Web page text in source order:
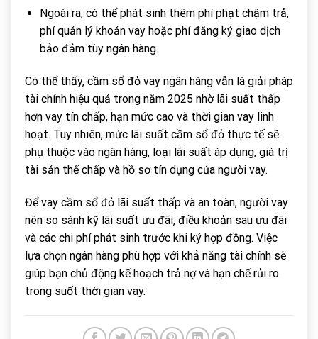
Ngoài ra, có thể phát sinh thêm phí phạt chậm trả,
phí quản lý khoản vay hoặc phí đăng ký giao dịch
bảo đảm tùy ngân hàng.
Có thể thấy, cầm sổ đỏ vay ngân hàng vẫn là giải pháp
tài chính hiệu quả trong năm 2025 nhờ lãi suất thấp
hơn vay tín chấp, hạn mức cao và thời gian vay linh
hoạt. Tuy nhiên, mức lãi suất cầm sổ đỏ thực tế sẽ
phụ thuộc vào ngân hàng, loại lãi suất áp dụng, giá trị
tài sản thế chấp và hồ sơ tín dụng của người vay.
Để vay cầm sổ đỏ lãi suất thấp và an toàn, người vay
nên so sánh kỹ lãi suất ưu đãi, điều khoản sau ưu đãi
và các chi phí phát sinh trước khi ký hợp đồng. Việc
lựa chọn ngân hàng phù hợp với khả năng tài chính sẽ
giúp bạn chủ động kế hoạch trả nợ và hạn chế rủi ro
trong suốt thời gian vay.